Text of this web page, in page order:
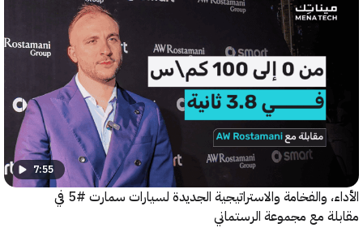
7:55
الأداء، والفخامة والاستراتيجية الجديدة لسيارات سمارت #5 في
مع مجموعة الرستماني